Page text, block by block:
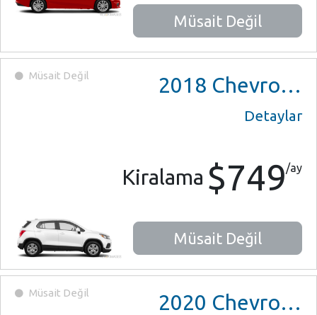
Müsait Değil
Müsait Değil 2018 Chevrolet Trax
Detaylar
Kiralama $749/ay
Müsait Değil
Müsait Değil 2020 Chevrolet Trax